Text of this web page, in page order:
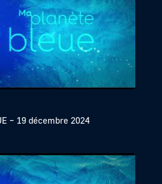
– 19 décembre 2024